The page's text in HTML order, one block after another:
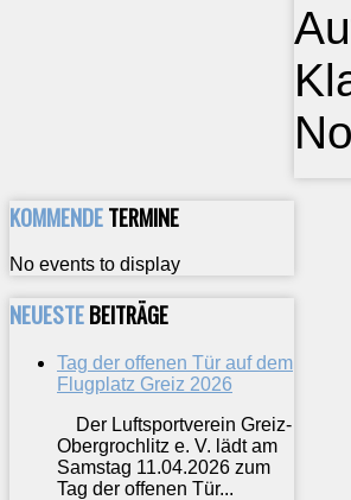
KOMMENDETERMINE
No events to display
NEUESTEBEITRÄGE
Tag der offenen Tür auf dem
Flugplatz Greiz 2026
Der Luftsportverein Greiz-
Obergrochlitz e. V. lädt am
Samstag 11.04.2026 zum
Tag der offenen Tür...